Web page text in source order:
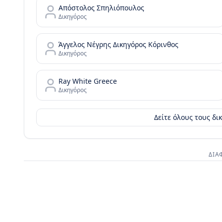
Απόστολος Σπηλιόπουλος
Δικηγόρος
Άγγελος Νέγρης Δικηγόρος Κόρινθος
Δικηγόρος
Ray White Greece
Δικηγόρος
Δείτε όλους τους